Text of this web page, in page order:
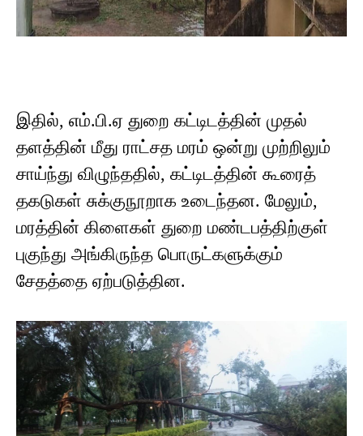
இதில், எம்.பி.ஏ துறை கட்டிடத்தின் முதல்
தளத்தின் மீது ராட்சத மரம் ஒன்று முற்றிலும்
சாய்ந்து விழுந்ததில், கட்டிடத்தின் கூரைத்
தகடுகள் சுக்குநூறாக உடைந்தன. மேலும்,
மரத்தின் கிளைகள் துறை மண்டபத்திற்குள்
புகுந்து அங்கிருந்த பொருட்களுக்கும்
சேதத்தை ஏற்படுத்தின.